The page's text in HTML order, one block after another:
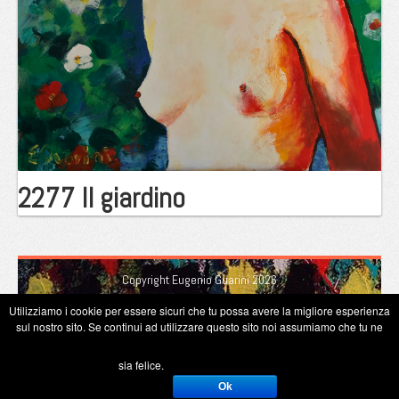
2277 Il giardino
Copyright Eugenio Guarini 2026
Utilizziamo i cookie per essere sicuri che tu possa avere la migliore esperienza
sul nostro sito. Se continui ad utilizzare questo sito noi assumiamo che tu ne
sia felice.
Ok